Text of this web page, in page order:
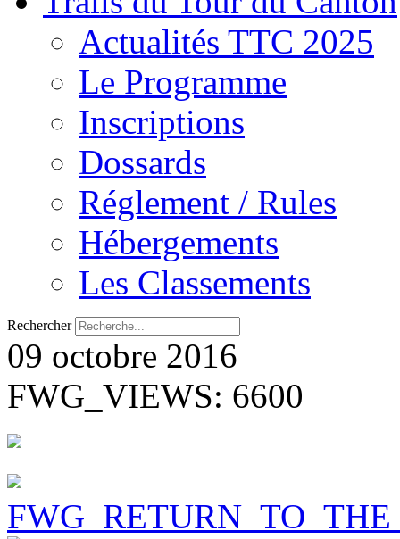
Actualités TTC 2025
Le Programme
Inscriptions
Dossards
Réglement / Rules
Hébergements
Les Classements
Rechercher
09 octobre 2016
FWG_VIEWS: 6600